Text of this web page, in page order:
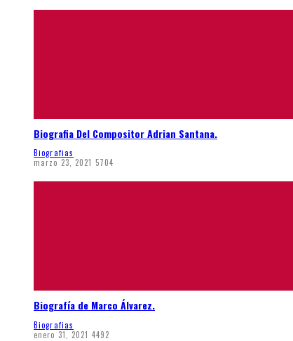
Biografia Del Compositor Adrian Santana.
Biografias
marzo 23, 2021 5704
Biografía de Marco Álvarez.
Biografias
enero 31, 2021 4492